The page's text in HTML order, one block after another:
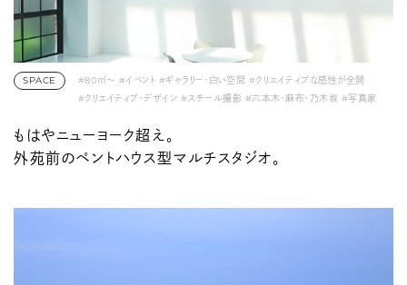
SPACE #80㎡〜 #イベント #ギャラリー・白い空間 #クリエイティブな感性が全開
#クリエイティブ・デザイン #スチール撮影 #六本木・麻布・乃木坂 #写真家
#青山・表参道・外苑前
もはやニューヨーク超え。
外苑前のペントハウス型マルチスタジオ。